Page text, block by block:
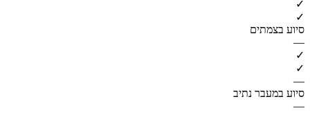
✓
✓
סיוע בצמתים
—
✓
✓
—
סיוע במעבר נתיב
—